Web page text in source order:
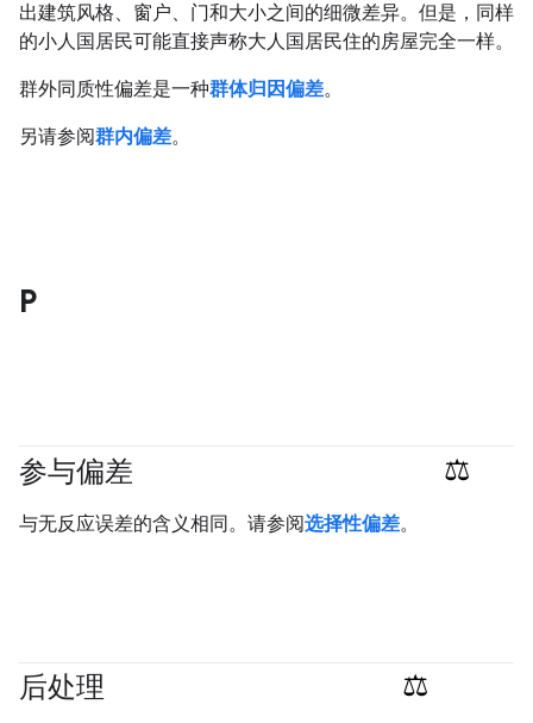
出建筑风格、窗户、门和大小之间的细微差异。但是，同样
的小人国居民可能直接声称大人国居民住的房屋完全一样。
群外同质性偏差是一种群体归因偏差。
另请参阅群内偏差。
P
参与偏差
与无反应误差的含义相同。请参阅选择性偏差。
后处理 #fundamentals